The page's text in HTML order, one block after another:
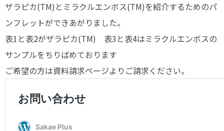
ザラピカ(TM)とミラクルエンボス(TM)を紹介するためのパ
ンフレットができあがりました。
表1と表2がザラピカ(TM) 表3と表4はミラクルエンボスの
サンプルをちりばめております
ご希望の方は資料請求ページよりご請求ください。